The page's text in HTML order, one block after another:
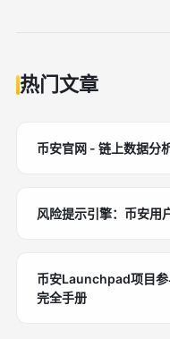
热门文章
币安官网 - 链上数据分
风险提示引擎：币安用
币安Launchpad项目参
完全手册